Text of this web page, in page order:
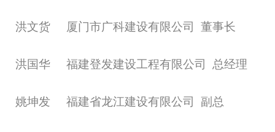
洪文货 厦门市广科建设有限公司 董事长
洪国华 福建登发建设工程有限公司 总经理
姚坤发 福建省龙江建设有限公司 副总